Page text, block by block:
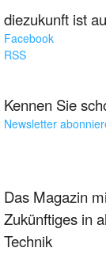
diezukunft ist
Facebook
RSS
Kennen Sie
Newsletter
Das Magazin
Zukünftiges in
Technik